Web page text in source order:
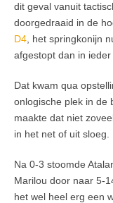
dit geval vanuit
doorgedraaid in de
D4 , het springkonijn
afgestopt dan in
Dat kwam qua
onlogische plek in de
maakte dat niet
in het net of uit sloeg.
Na 0-3 stoomde
Marilou door naar 5-
het wel heel erg een